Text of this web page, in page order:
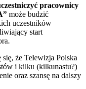
pracownicy
może budzić
uczestników
start
że Telewizja Polska
i kilku (kilkunastu?)
oraz szansę na dalszy